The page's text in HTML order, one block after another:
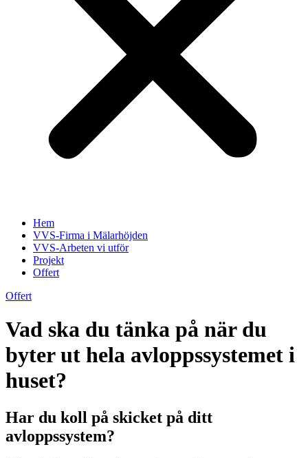
Hem
VVS-Firma i Mälarhöjden
VVS-Arbeten vi utför
Projekt
Offert
Offert
Vad ska du tänka på när du
byter ut hela avloppssystemet i
huset?
Har du koll på skicket på ditt
avloppssystem?